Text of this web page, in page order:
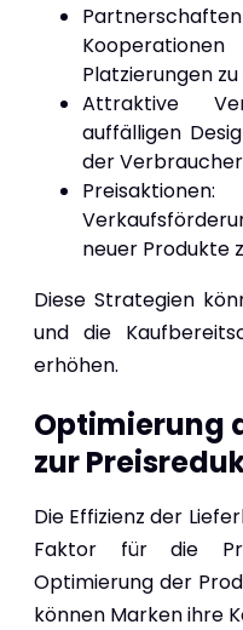
Platzierungen
Attraktive
auffälligen
der
neuer Produkte
Diese Strategien
und die
erhöhen.
Optimierung
zur
Die Effizienz der
Faktor für die
Optimierung der
können Marken ihre